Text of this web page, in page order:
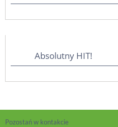
Absolutny HIT!
Pozostań w kontakcie